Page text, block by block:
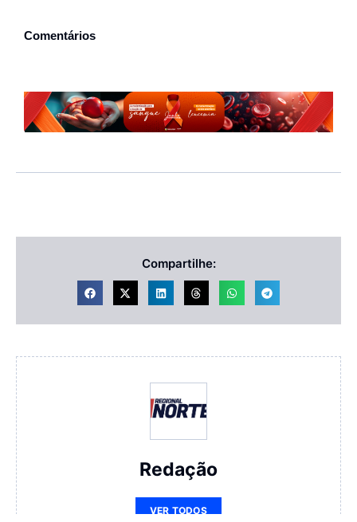
Comentários
Compartilhe:
Redação
VER TODOS